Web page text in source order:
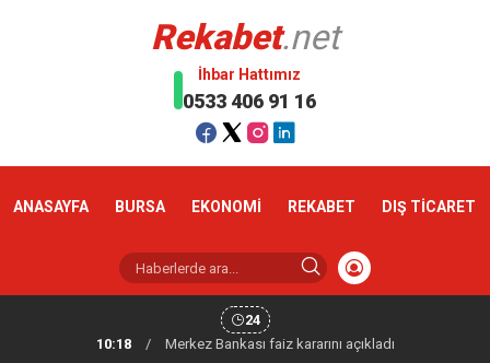
Rekabet.net
İhbar Hattımız
0533 406 91 16
ANASAYFA BURSA EKONOMİ REKABET DIŞ TİCARET
24
10:18
/ Merkez Bankası faiz kararını açıkladı